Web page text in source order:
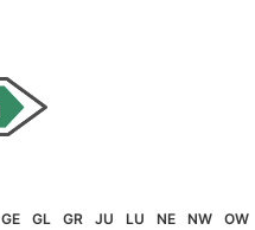
GE GL GR JU LU NE NW OW